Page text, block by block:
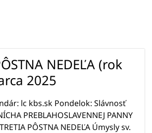
NEDEĽA (rok
2025
lc kbs.sk Pondelok: Slávnosť
PREBLAHOSLAVENNEJ PANNY
PÔSTNA NEDEĽA Úmysly sv.